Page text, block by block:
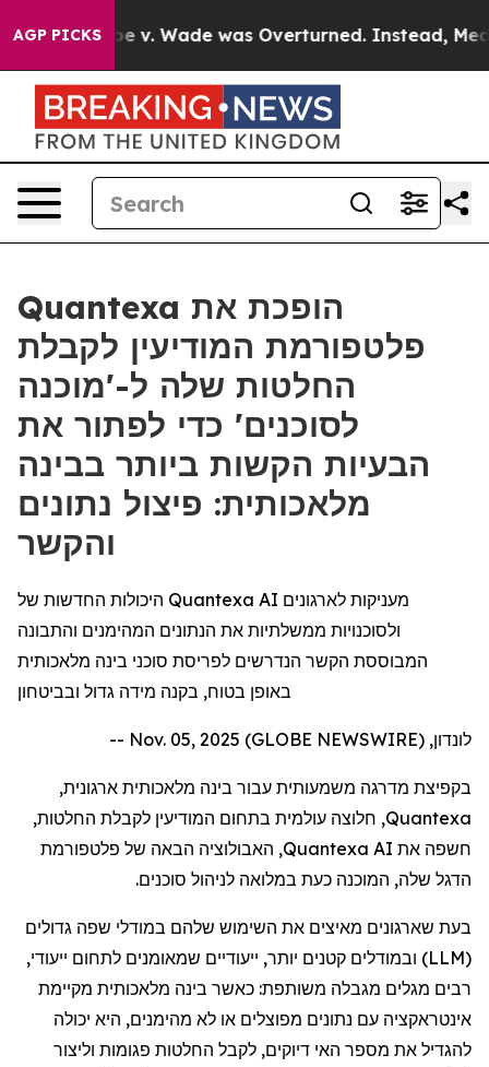
AGP PICKS
Roe v. Wade was Overturned. Instead,
Quantexa הופכת את
פלטפורמת המודיעין לקבלת
החלטות שלה ל-'מוכנה
לסוכנים' כדי לפתור את
הבעיות הקשות ביותר בבינה
מלאכותית: פיצול נתונים
והקשר
היכולות החדשות של Quantexa AI מעניקות לארגונים
ולסוכנויות ממשלתיות את הנתונים המהימנים והתבונה
המבוססת הקשר הנדרשים לפריסת סוכני בינה מלאכותית
באופן בטוח, בקנה מידה גדול ובביטחון
לונדון, Nov. 05, 2025 (GLOBE NEWSWIRE) --
בקפיצת מדרגה משמעותית עבור בינה מלאכותית ארגונית,
Quantexa, חלוצה עולמית בתחום המודיעין לקבלת החלטות,
חשפה את Quantexa AI, האבולוציה הבאה של פלטפורמת
הדגל שלה, המוכנה כעת במלואה לניהול סוכנים.
בעת שארגונים מאיצים את השימוש שלהם במודלי שפה גדולים
(
LLM) ובמודלים קטנים יותר, ייעודיים שמאומנים לתחום ייעודי,
רבים מגלים מגבלה משותפת: כאשר בינה מלאכותית מקיימת
אינטראקציה עם נתונים מפוצלים או לא מהימנים, היא יכולה
להגדיל את מספר האי דיוקים, לקבל החלטות פגומות וליצור